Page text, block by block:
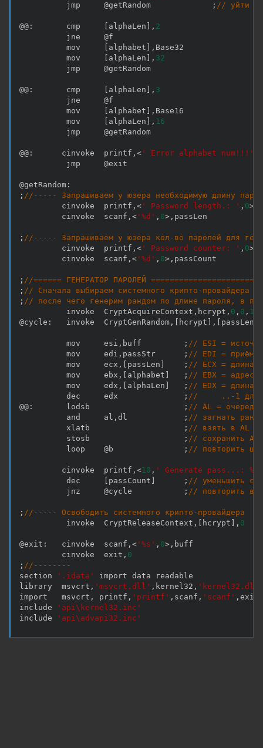
          jmp     @getRandom
; // уйти
@@ :
       cmp
alphaLen , 2
          jne     @f
          mov
alphabet , Base32
          mov
alphaLen , 32
          jmp     @getRandom
@@ :
       cmp
alphaLen , 3
          jne     @f
          mov
alphabet , Base16
          mov
alphaLen , 16
          jmp     @getRandom
@@ :
      cinvoke  printf
, < ' Error alphabet num!!!'
          jmp     @exit
@getRandom :
; //----- Запрашиваем у юзера необходимую длину
         cinvoke  printf
, < ' Password length.: ' , 0>
         cinvoke  scanf
, < '%d' , 0> , passLen
; //----- Запрашиваем у юзера кол-во паролей для
         cinvoke  printf
, < ' Password counter: ' , 0>
         cinvoke  scanf
, < '%d' , 0> , passCount
; //====== ГЕНЕРАТОР ПАРОЛЕЙ
; // Сначала выбираем системного крипто-провайдера
; // после чего генерим рандом по длине пароля, в
          invoke  CryptAcquireContext
, hcrypt , 0 , 0 , 1
@cycle :
   invoke  CryptGenRandom
, hcrypt , passLen
          mov     esi
, buff ; // ESI =
          mov     edi
, passStr ; // EDI =
          mov     ecx
, passLen ; // ECX = длина
          mov     ebx
, alphabet ; // EBX = адрес
          mov     edx
, alphaLen ; // EDX = длина
          dec     edx
; //     ..-1 для
@@ :
       lodsb
; // AL =
          and     al
, dl ; // загнать
          xlatb
; // взять в AL
          stosb
; // сохранить
          loop    @b
; // повторить
         cinvoke  printf
, <10 , ' Generate pass...: %s'
          dec
passCount ; // уменьшить
          jnz     @cycle
; // повторить
; //----- Освободить системного крипто-провайдера
          invoke  CryptReleaseContext
, hcrypt , 0
@exit :
   cinvoke  scanf
, < '%s' , 0> , buff
         cinvoke  exit
, 0
; //--------
section
'.idata'
import data readable
library  msvcrt , 'msvcrt.dll' , kernel32 , 'kernel32.dll'
import   msvcrt , printf , 'printf' , scanf , 'scanf' , exit
include
'api\kernel32.inc'
include
'api\advapi32.inc'